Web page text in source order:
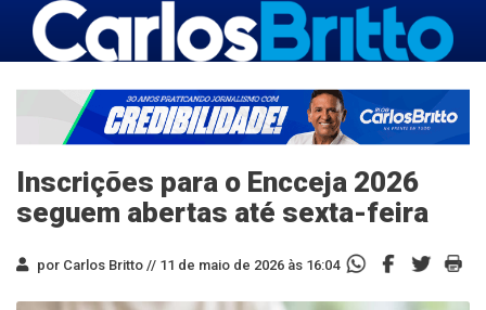
Inscrições para o Encceja 2026
seguem abertas até sexta-feira
por Carlos Britto // 11 de maio de 2026 às 16:04